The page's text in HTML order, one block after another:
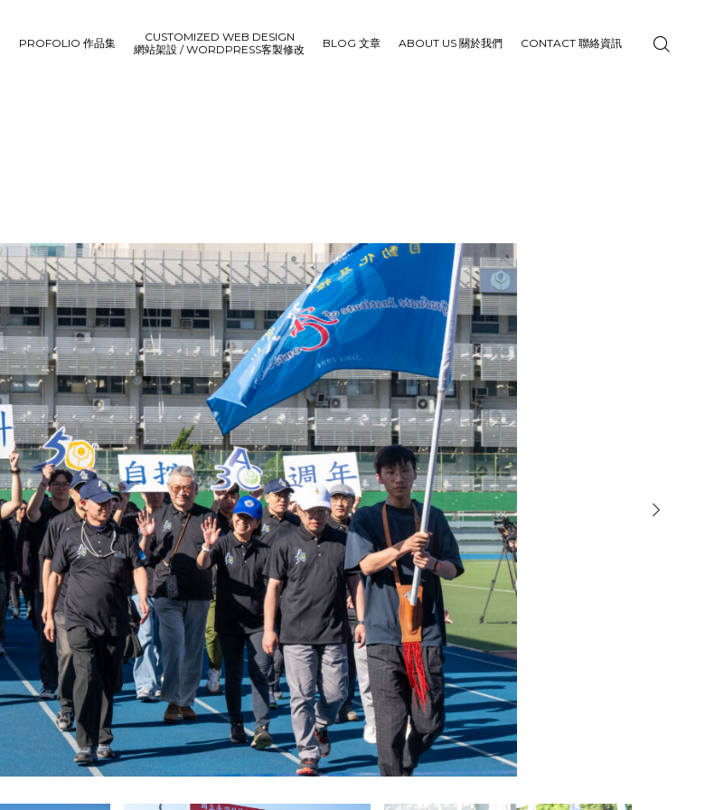
PROFOLIO 作品集
CUSTOMIZED WEB DESIGN
網站架設 / WORDPRESS客製修改
BLOG 文章 ABOUT US 關於我們 CONTACT 聯絡資訊